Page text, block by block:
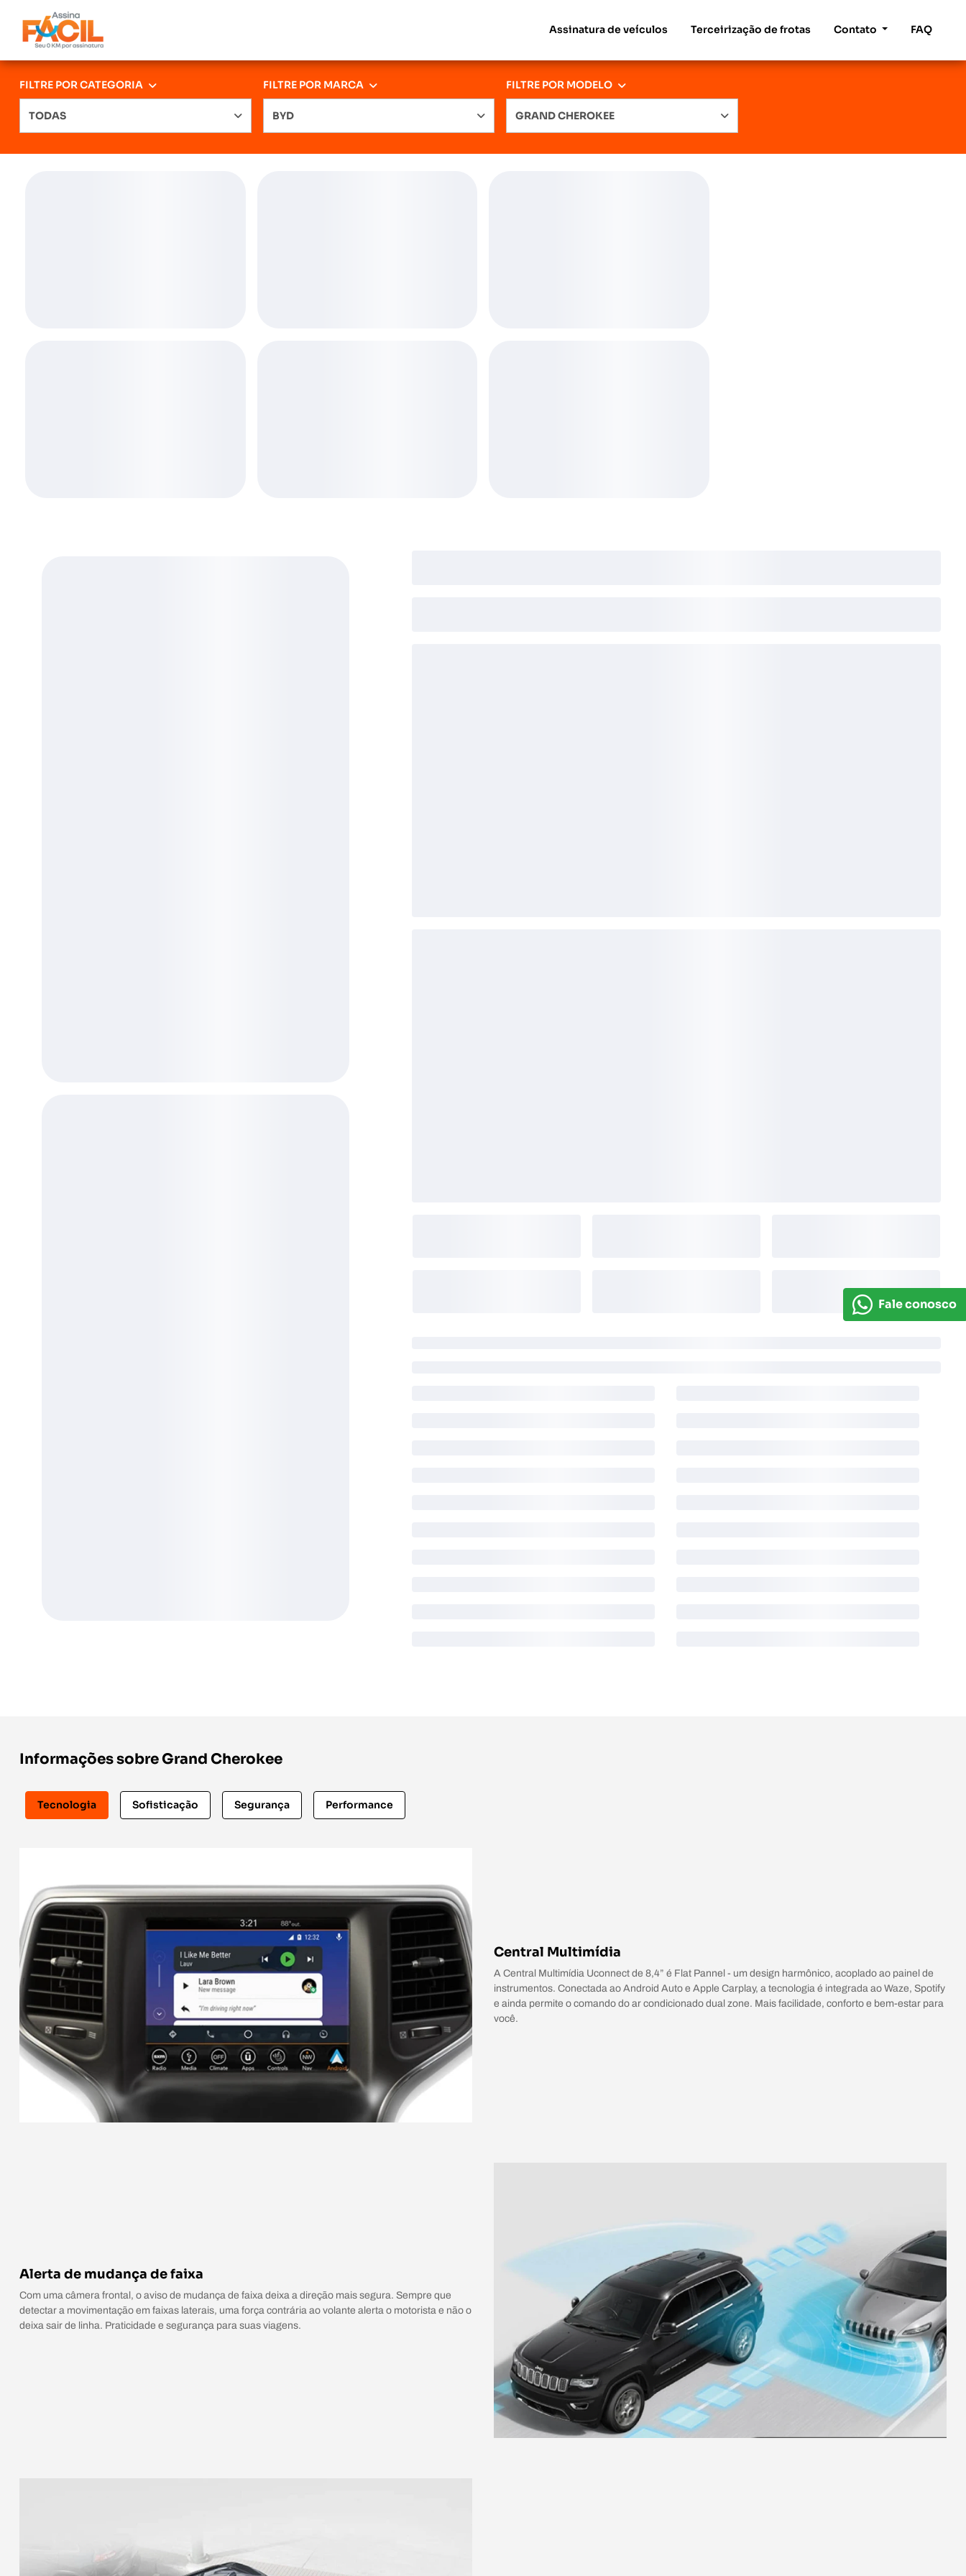
Assinatura de veículos Terceirização de frotas Contato FAQ
FILTRE POR CATEGORIA
TODAS
FILTRE POR MARCA
BYD
FILTRE POR MODELO
GRAND CHEROKEE
Informações sobre Grand Cherokee
Tecnologia Sofisticação Segurança Performance
Central Multimídia
A Central Multimídia Uconnect de 8,4” é Flat Pannel - um design harmônico, acoplado ao painel de
instrumentos. Conectada ao Android Auto e Apple Carplay, a tecnologia é integrada ao Waze, Spotify
e ainda permite o comando do ar condicionado dual zone. Mais facilidade, conforto e bem-estar para
você.
Alerta de mudança de faixa
Com uma câmera frontal, o aviso de mudança de faixa deixa a direção mais segura. Sempre que
detectar a movimentação em faixas laterais, uma força contrária ao volante alerta o motorista e não o
deixa sair de linha. Praticidade e segurança para suas viagens.
Fale conosco